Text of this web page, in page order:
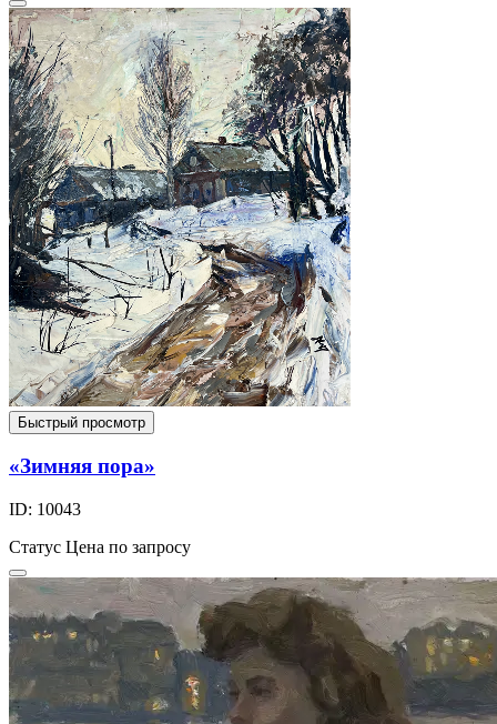
Быстрый просмотр
«Зимняя пора»
ID: 10043
Статус Цена по запросу